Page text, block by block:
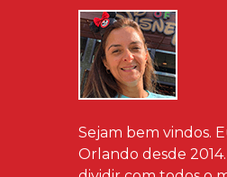
Sejam bem vindos.
Orlando desde